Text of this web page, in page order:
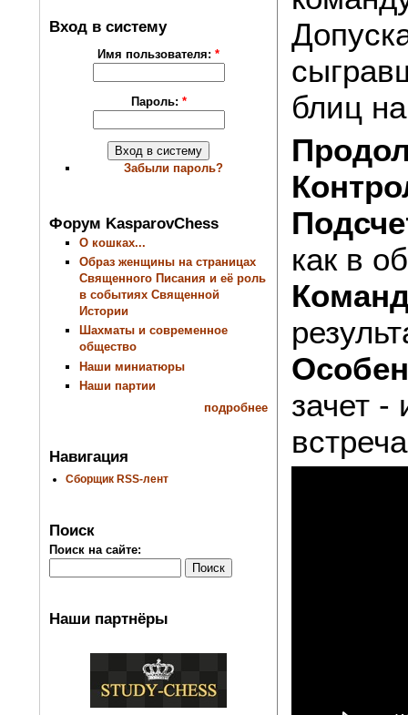
Вход в систему
Имя пользователя:*
Пароль: *
Забыли пароль?
Форум KasparovChess
О кошках...
Образ женщины на страницах
Священного Писания и её роль
в событиях Священной
Истории
Шахматы и современное
общество
Наши миниатюры
Наши партии
подробнее
Навигация
Сборщик RSS-лент
Поиск
Поиск на сайте:
Наши партнёры
блиц
как в
зачет -